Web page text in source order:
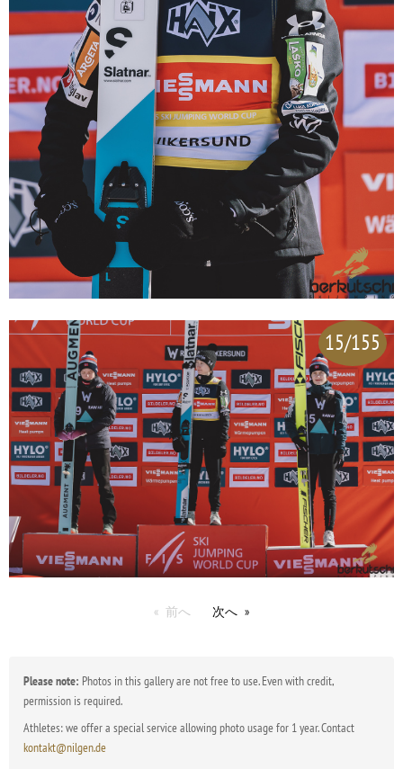
15/155
前へ 次へ
Please note: Photos in this gallery are not free to use. Even with credit,
permission is required.
Athletes: we offer a special service allowing photo usage for 1 year. Contact
kontakt@nilgen.de